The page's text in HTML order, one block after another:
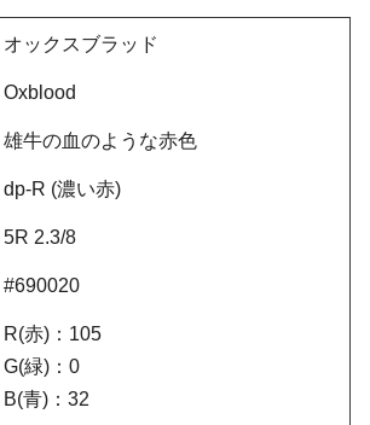
オックスブラッド
Oxblood
雄牛の血のような赤色
dp-R (濃い赤)
5R 2.3/8
#690020
R(赤)：105
G(緑)：0
B(青)：32